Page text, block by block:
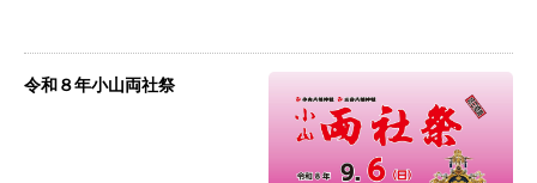
令和８年小山両社祭